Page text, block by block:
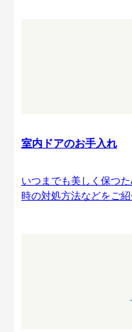
室内ドアのお手入れ
いつまでも美しく保つ
時の対処方法などをご紹